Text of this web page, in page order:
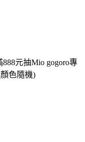
元抽Mio gogoro專
色隨機)